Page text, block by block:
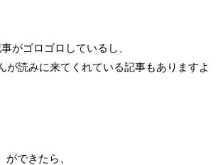
がゴロゴロしているし、
が読みに来てくれている記事もありますよ
ができたら、